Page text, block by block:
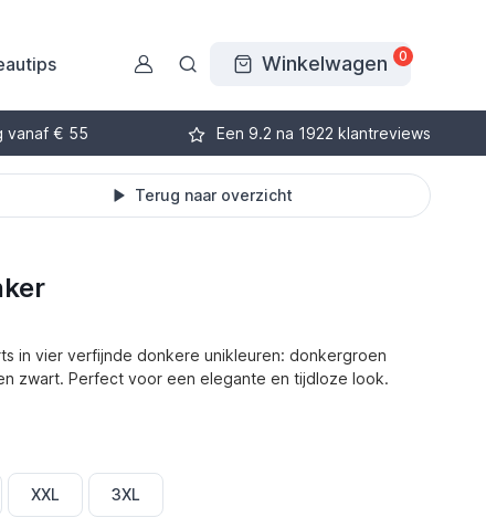
Winkelwagen 0
vanaf € 55 Een 9.2 na 1922 klantreviews
Terug naar overzicht
in vier verfijnde donkere unikleuren: donkergroen
zwart. Perfect voor een elegante en tijdloze look.
XXL 3XL